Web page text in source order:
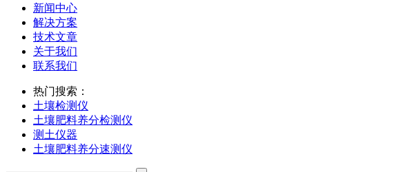
新闻中心
解决方案
技术文章
关于我们
联系我们
热门搜索：
土壤检测仪
土壤肥料养分检测仪
测土仪器
土壤肥料养分速测仪